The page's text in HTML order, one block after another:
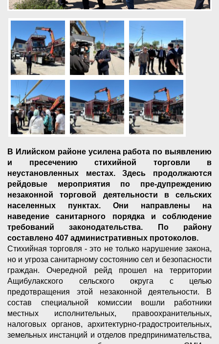
В Илийском районе усилена работа по выявлению
и пресечению стихийной торговли в
неустановленных местах. Здесь продолжаются
рейдовые мероприятия по пре-дупреждению
незаконной торговой деятельности в сельских
населенных пунктах. Они направлены на
наведение санитарного порядка и соблюдение
требований законодательства. По району
составлено 407 административных протоколов.
Стихийная торговля - это не только нарушение закона,
но и угроза санитарному состоянию сел и безопасности
граждан. Очередной рейд прошел на территории
Ащибулакского сельского округа с целью
предотвращения этой незаконной деятельности. В
состав специальной комиссии вошли работники
местных исполнительных, правоохранительных,
налоговых органов, архитектурно-градостроительных,
земельных инстанций и отделов предпринимательства,